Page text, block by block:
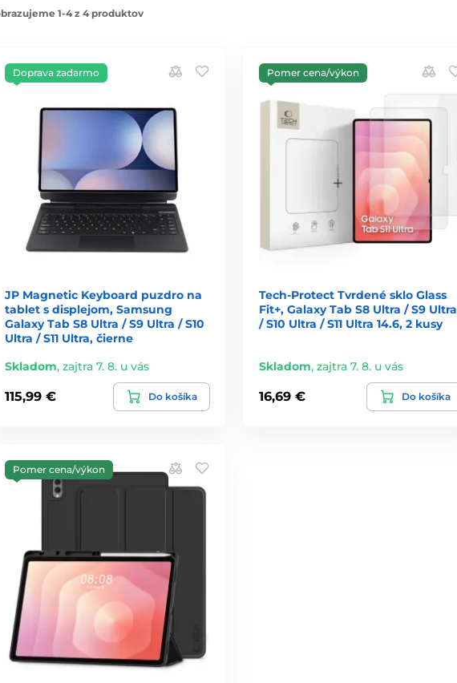
1-4 z 4 produktov
Doprava zadarmo
JP Magnetic Keyboard puzdro na
tablet s displejom, Samsung
Galaxy Tab S8 Ultra / S9 Ultra / S10
Ultra / S11 Ultra, čierne
Skladom, zajtra 7. 8. u vás
115,99 € Do košíka
Pomer cena/výkon
Tech-Protect Tvrdené sklo Glass
Fit+, Galaxy Tab S8 Ultra / S9 Ultra
/ S10 Ultra / S11 Ultra 14.6, 2 kusy
Skladom, zajtra 7. 8. u vás
16,69 € Do košíka
Pomer cena/výkon